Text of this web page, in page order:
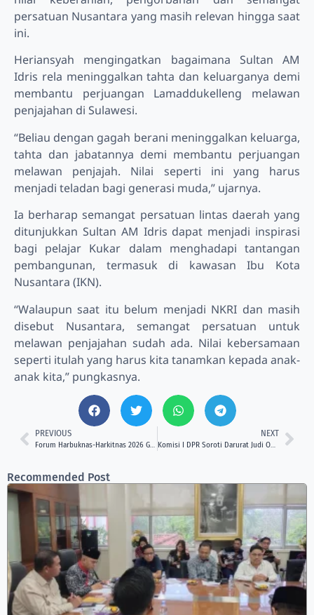
persatuan Nusantara yang masih relevan hingga saat
ini.
Heriansyah mengingatkan bagaimana Sultan AM
Idris rela meninggalkan tahta dan keluarganya demi
membantu perjuangan Lamaddukelleng melawan
penjajahan di Sulawesi.
“Beliau dengan gagah berani meninggalkan keluarga,
tahta dan jabatannya demi membantu perjuangan
melawan penjajah. Nilai seperti ini yang harus
menjadi teladan bagi generasi muda,” ujarnya.
Ia berharap semangat persatuan lintas daerah yang
ditunjukkan Sultan AM Idris dapat menjadi inspirasi
bagi pelajar Kukar dalam menghadapi tantangan
pembangunan, termasuk di kawasan Ibu Kota
Nusantara (IKN).
“Walaupun saat itu belum menjadi NKRI dan masih
disebut Nusantara, semangat persatuan untuk
melawan penjajahan sudah ada. Nilai kebersamaan
seperti itulah yang harus kita tanamkan kepada anak-
anak kita,” pungkasnya.
PREVIOUS
Forum Harbuknas-Harkitnas 2026 Gaungkan Keteladanan Sultan AM Idris kepada Generasi Muda
NEXT
Komisi I DPR Soroti Darurat Judi Online Anak, Minta Pemerintah Bertindak Total
Recommended Post